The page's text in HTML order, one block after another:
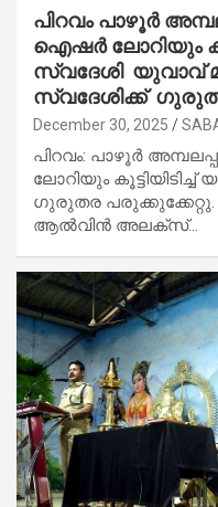
പിറവം പാഴൂർ
ഐഷർ ലോറിയും
സ്വദേശി യുവാവ്
സ്വദേശിക്ക്
December 30, 2025
പിറവം: പാഴൂർ
ലോറിയും കൂട്ടിയിടിച്ച്
ഗുരുതര പരുക്കുക്കേറ്റു.
ആൽവിൻ അലക്സ്…